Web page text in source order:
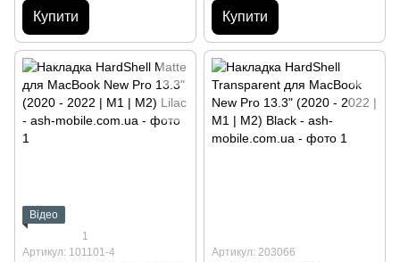
Купити Купити
Відео
1
Артикул: 101101-4
Артикул: 203066